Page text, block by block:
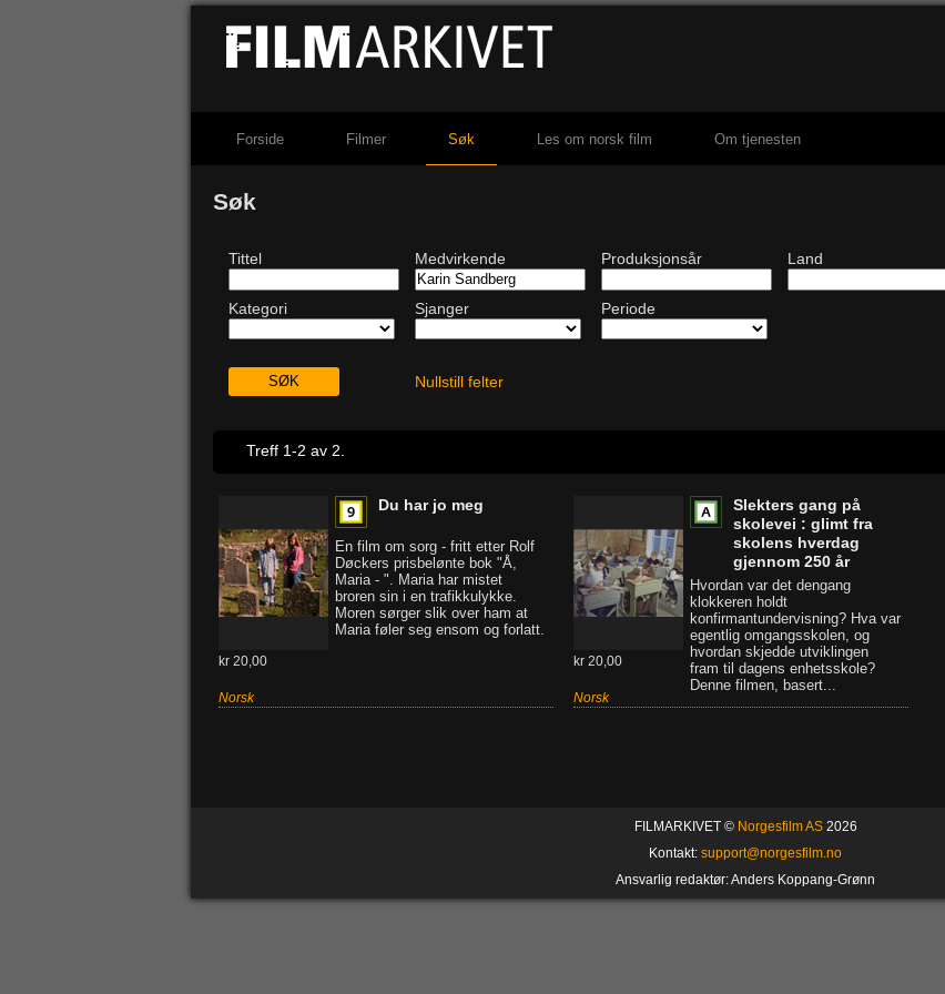
Forside Filmer Søk Les om norsk film Om tjenesten
Søk
Tittel Medvirkende Produksjonsår Land
Kategori Sjanger Periode
Nullstill felter
Treff 1-2 av 2.
Du har jo meg
En film om sorg - fritt etter Rolf
Døckers prisbelønte bok "Å,
Maria - ". Maria har mistet
broren sin i en trafikkulykke.
Moren sørger slik over ham at
Maria føler seg ensom og forlatt.
kr 20,00
Norsk
Slekters gang på
skolevei : glimt fra
skolens hverdag
gjennom 250 år
Hvordan var det dengang
klokkeren holdt
konfirmantundervisning? Hva var
egentlig omgangsskolen, og
hvordan skjedde utviklingen
fram til dagens enhetsskole?
Denne filmen, basert...
kr 20,00
Norsk
FILMARKIVET © Norgesfilm AS2026
Kontakt: support@norgesfilm.no
Ansvarlig redaktør: Anders Koppang-Grønn